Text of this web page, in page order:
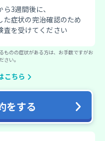
ら3週間後に、
た症状の完治確認のため
査を受けてください
ものの症状がある方は、お手数ですがお
さい。
こちら
をする